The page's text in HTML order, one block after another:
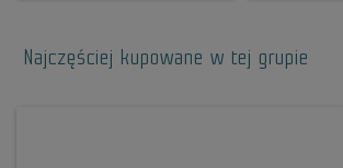
Najczęściej kupowane w tej grupie